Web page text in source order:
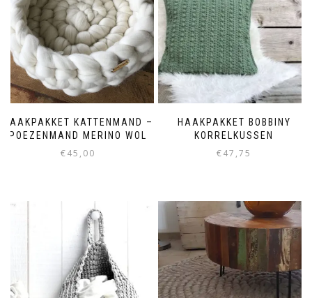
HAAKPAKKET KATTENMAND –
POEZENMAND MERINO WOL
€45,00
HAAKPAKKET BOBBINY
KORRELKUSSEN
€47,75